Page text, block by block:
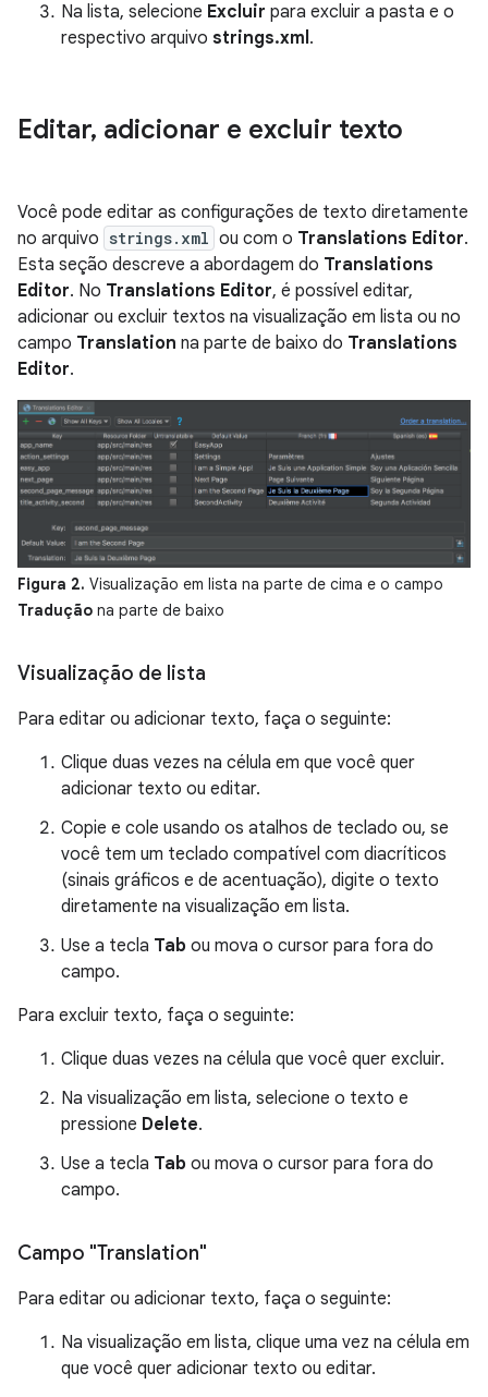
Na lista, selecione Excluir para excluir a pasta e o
respectivo arquivo strings.xml.
Editar, adicionar e excluir texto
Você pode editar as configurações de texto diretamente
no arquivo strings.xml ou com o Translations Editor.
Esta seção descreve a abordagem do Translations
Editor. No Translations Editor, é possível editar,
adicionar ou excluir textos na visualização em lista ou no
campo Translation na parte de baixo do Translations
Editor.
Figura 2. Visualização em lista na parte de cima e o campo
Tradução na parte de baixo
Visualização de lista
Para editar ou adicionar texto, faça o seguinte:
Clique duas vezes na célula em que você quer
adicionar texto ou editar.
Copie e cole usando os atalhos de teclado ou, se
você tem um teclado compatível com diacríticos
(sinais gráficos e de acentuação), digite o texto
diretamente na visualização em lista.
Use a tecla Tab ou mova o cursor para fora do
campo.
Para excluir texto, faça o seguinte:
Clique duas vezes na célula que você quer excluir.
Na visualização em lista, selecione o texto e
pressione Delete.
Use a tecla Tab ou mova o cursor para fora do
campo.
Campo "Translation"
Para editar ou adicionar texto, faça o seguinte:
Na visualização em lista, clique uma vez na célula em
que você quer adicionar texto ou editar.